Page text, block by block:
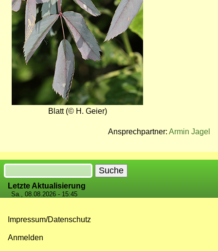
Blatt (© H. Geier)
Ansprechpartner: Armin Jagel
Suche
Letzte Aktualisierung
Sa., 08.08.2026 - 15:45
Impressum/Datenschutz
Anmelden